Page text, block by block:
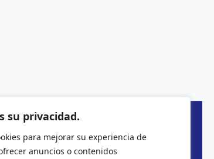
su privacidad.
para mejorar su experiencia de
anuncios o contenidos